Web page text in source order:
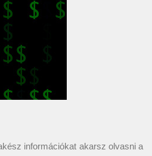
információkat akarsz olvasni a